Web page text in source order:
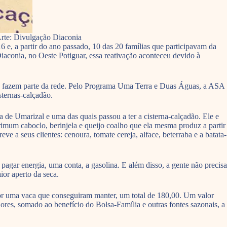
Divulgação Diaconia
a partir do ano passado, 10 das 20 famílias que participavam da
no Oeste Potiguar, essa reativação aconteceu devido à
parte da rede. Pelo Programa Uma Terra e Duas Águas, a ASA
calçadão.
Umarizal e uma das quais passou a ter a cisterna-calçadão. Ele e
caboclo, berinjela e queijo coalho que ela mesma produz a partir
a seus clientes: cenoura, tomate cereja, alface, beterraba e a batata-
energia, uma conta, a gasolina. E além disso, a gente não precisa
aperto da seca.
uma vaca que conseguiram manter, um total de 180,00. Um valor
somado ao benefício do Bolsa-Família e outras fontes sazonais, a